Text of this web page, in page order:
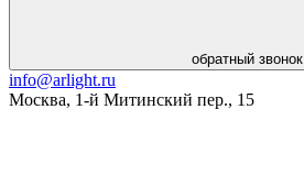
обратный звонок
info@arlight.ru
Москва, 1-й Митинский пер., 15